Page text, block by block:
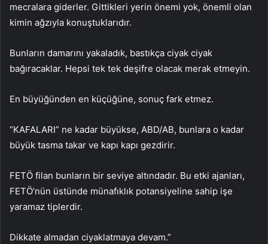
mecralara giderler. Gittikleri yerin önemi yok, önemli olan
kimin ağzıyla konuştuklarıdır.
Bunların damarını yakaladık, bastıkça ciyak ciyak
bağıracaklar. Hepsi tek tek deşifre olacak merak etmeyin.
En büyüğünden en küçüğüne, sonuç fark etmez.
“KAFALARI” ne kadar büyükse, ABD/AB, bunlara o kadar
büyük tasma takar ve kapı kapı gezdirir.
FETÖ filan bunların bir seviye altındadır. Bu etki ajanları,
FETÖ’nün üstünde münafıklık potansiyeline sahip işe
yaramaz tiplerdir.
Dikkate almadan ciyaklatmaya devam.”